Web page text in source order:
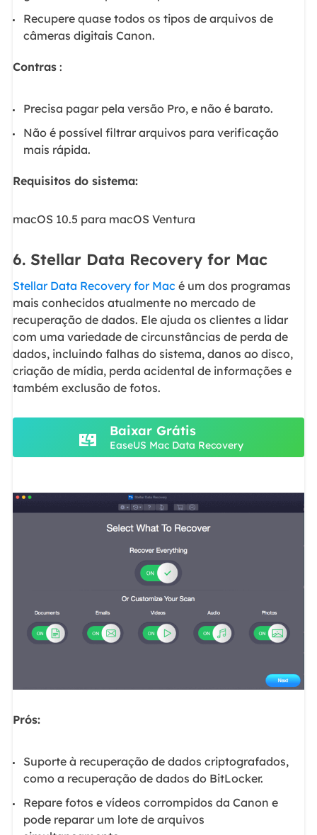
Recupere quase todos os tipos de arquivos de
câmeras digitais Canon.
Contras:
Precisa pagar pela versão Pro, e não é barato.
Não é possível filtrar arquivos para verificação
mais rápida.
Requisitos do sistema:
macOS 10.5 para macOS Ventura
6. Stellar Data Recovery for Mac
Stellar Data Recovery for Mac é um dos programas
mais conhecidos atualmente no mercado de
recuperação de dados. Ele ajuda os clientes a lidar
com uma variedade de circunstâncias de perda de
dados, incluindo falhas do sistema, danos ao disco,
criação de mídia, perda acidental de informações e
também exclusão de fotos.
Baixar Grátis
EaseUS Mac Data Recovery
Prós:
Suporte à recuperação de dados criptografados,
como a recuperação de dados do BitLocker.
Repare fotos e vídeos corrompidos da Canon e
pode reparar um lote de arquivos